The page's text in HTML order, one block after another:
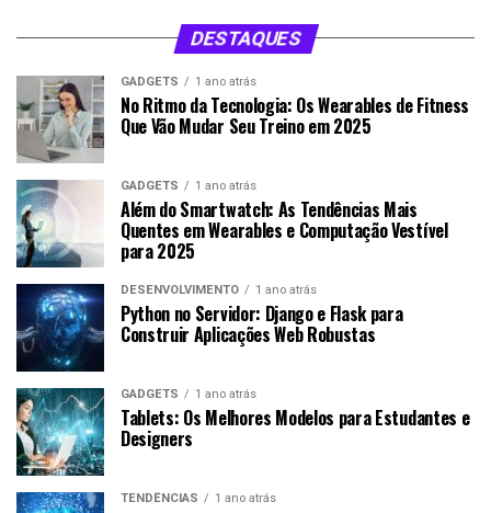
DESTAQUES
GADGETS 1 ano atrás
No Ritmo da Tecnologia: Os Wearables de Fitness
Que Vão Mudar Seu Treino em 2025
GADGETS 1 ano atrás
Além do Smartwatch: As Tendências Mais
Quentes em Wearables e Computação Vestível
para 2025
DESENVOLVIMENTO 1 ano atrás
Python no Servidor: Django e Flask para
Construir Aplicações Web Robustas
GADGETS 1 ano atrás
Tablets: Os Melhores Modelos para Estudantes e
Designers
TENDÊNCIAS 1 ano atrás